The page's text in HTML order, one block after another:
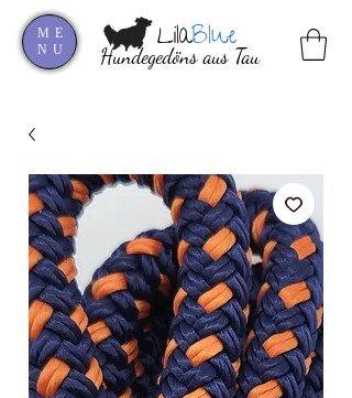
Hundegedöns aus Tau
LilaBlue
ME
NU